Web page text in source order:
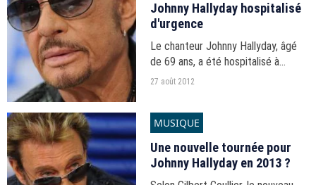
Johnny Hallyday hospitalisé
d'urgence
Le chanteur Johnny Hallyday, âgé
de 69 ans, a été hospitalisé à
Pointe-à-Pitre après une crise de
Martinique.
27 août 2012
MUSIQUE
Une nouvelle tournée pour
Johnny Hallyday en 2013 ?